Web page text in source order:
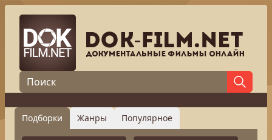
Подборки Жанры Популярное